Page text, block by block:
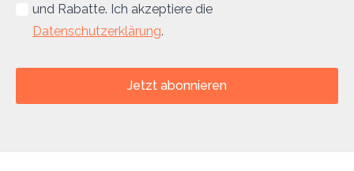
und Rabatte. Ich akzeptiere die
Datenschutzerklärung.
Jetzt abonnieren